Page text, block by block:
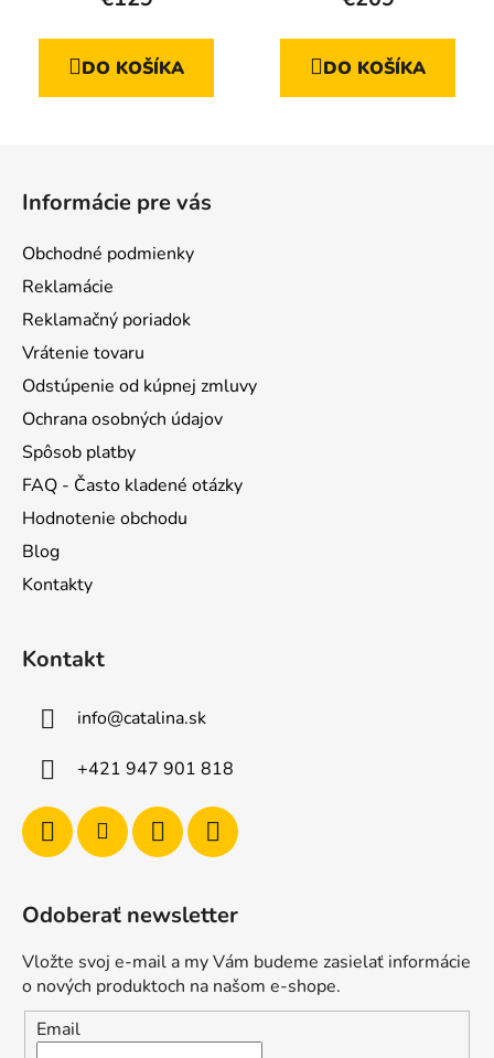
DO KOŠÍKA
je
4,3
DO KOŠÍKA
Informácie pre vás
Obchodné podmienky
Reklamácie
Reklamačný poriadok
Vrátenie tovaru
Odstúpenie od kúpnej zmluvy
Ochrana osobných údajov
Spôsob platby
FAQ - Často kladené otázky
Hodnotenie obchodu
Blog
Kontakty
Kontakt
info@catalina.sk
+421 947 901 818
Odoberať newsletter
Vložte svoj e-mail a my Vám budeme zasielať informácie
o nových produktoch na našom e-shope.
Email